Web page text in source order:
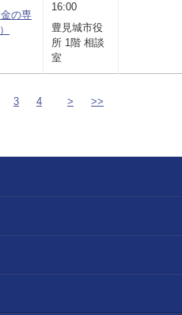
の専
16:00
豊見城市役
所 1階 相談
室
3 4 > >>